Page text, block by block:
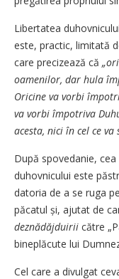
Libertatea
este, prac­tic, limitată
care precizează că
oamenilor, dar hula
Oricine va vorbi
va vorbi împotriva
acesta, nici în cel ce va
După spovedanie,
duhovnicului este
datoria de a se ruga
păcatul și, ajutat de
deznădăjduirii către
bineplăcute lui
Cel care a divulgat